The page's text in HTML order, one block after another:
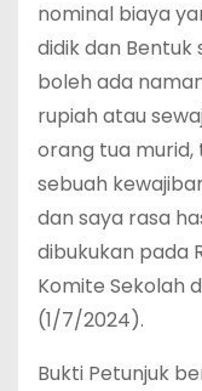
nominal biaya
didik dan
boleh ada
rupiah atau
orang tua murid,
sebuah
dan saya rasa
dibukukan pada
Komite Sekolah
(1/7/2024).
Bukti Petunjuk